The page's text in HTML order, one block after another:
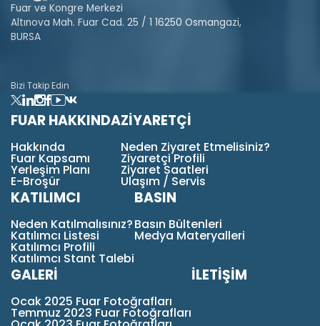
Fuar ve Kongre Merkezi
Altınova Mah. Fuar Cad. 25 / 1 16250 Osmangazi,
BURSA
Bizi Takip Edin
FUAR HAKKINDA
Hakkında
Fuar Kapsamı
Yerleşim Planı
E-Broşür
ZİYARETÇİ
Neden Ziyaret Etmelisiniz?
Ziyaretçi Profili
Ziyaret Saatleri
Ulaşım / Servis
KATILIMCI
Neden Katılmalısınız?
Katılımcı Listesi
Katılımcı Profili
Katılımcı Stant Talebi
BASIN
Basın Bültenleri
Medya Materyalleri
GALERİ
Ocak 2025 Fuar Fotoğrafları
Temmuz 2023 Fuar Fotoğrafları
İLETİŞİM